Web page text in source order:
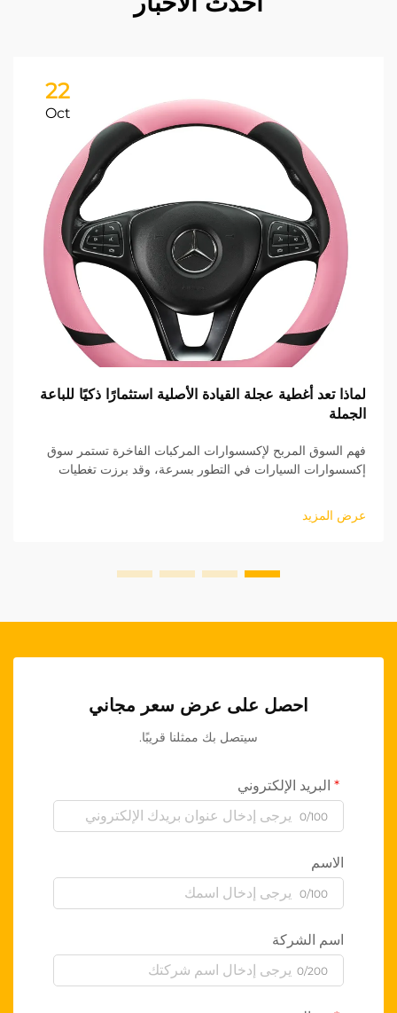
22
Oct
لماذا تعد أغطية عجلة القيادة الأصلية استثمارًا ذكيًا للباعة
الجملة
فهم السوق المربح لإكسسوارات المركبات الفاخرة تستمر سوق
إكسسوارات السيارات في التطور بسرعة، وقد برزت تغطيات
للبائعين بالجملة. هذه المنتجات عالية الجودة...
عرض المزيد
احصل على عرض سعر مجاني
سيتصل بك ممثلنا قريبًا.
البريد الإلكتروني
0/100
الاسم
0/100
اسم الشركة
0/200